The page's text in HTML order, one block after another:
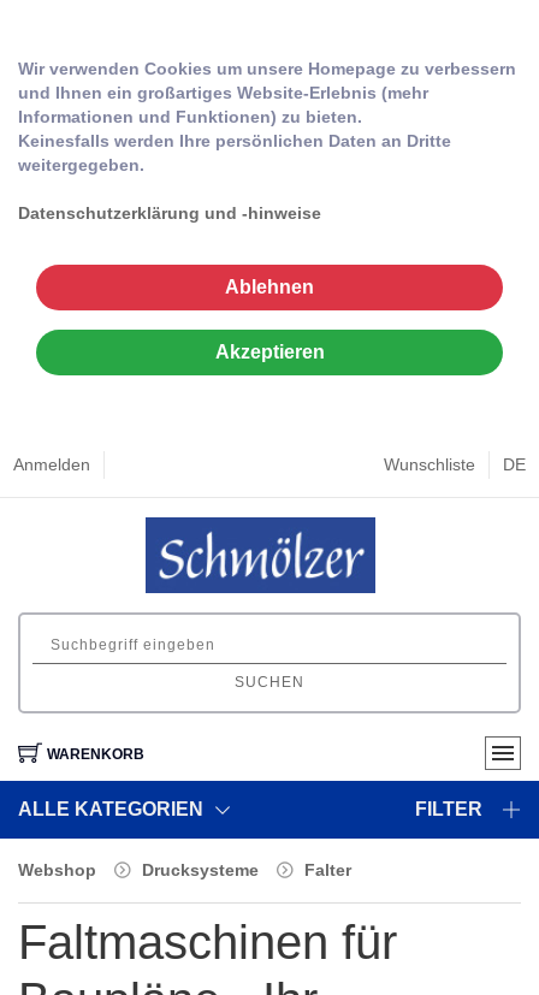
Wir verwenden Cookies um unsere Homepage zu verbessern
und Ihnen ein großartiges Website-Erlebnis (mehr
Informationen und Funktionen) zu bieten.
Keinesfalls werden Ihre persönlichen Daten an Dritte
weitergegeben.
Datenschutzerklärung und -hinweise
Ablehnen
Akzeptieren
Anmelden Wunschliste DE
SUCHEN
WARENKORB
ALLE KATEGORIEN FILTER
Webshop Drucksysteme Falter
Faltmaschinen für